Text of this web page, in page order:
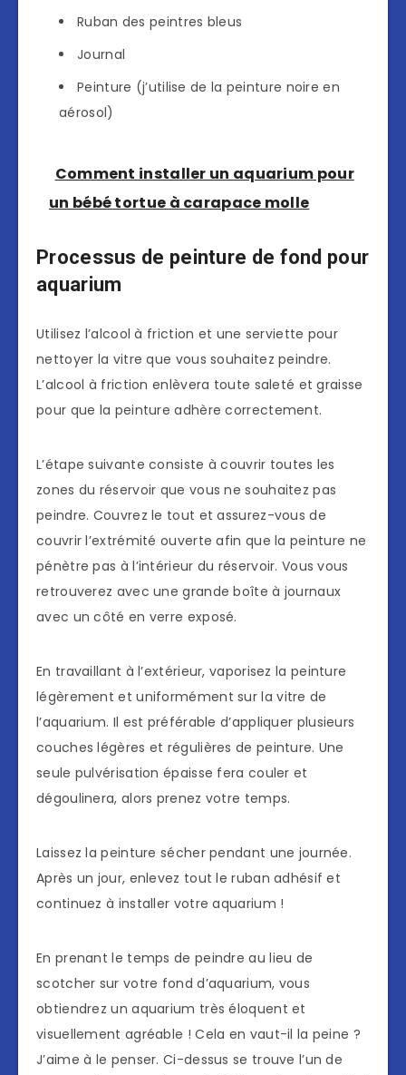
Ruban des peintres bleus
Journal
Peinture (j’utilise de la peinture noire en
aérosol)
Comment installer un aquarium pour
un bébé tortue à carapace molle
Processus de peinture de fond pour
aquarium
Utilisez l’alcool à friction et une serviette pour
nettoyer la vitre que vous souhaitez peindre.
L’alcool à friction enlèvera toute saleté et graisse
pour que la peinture adhère correctement.
L’étape suivante consiste à couvrir toutes les
zones du réservoir que vous ne souhaitez pas
peindre. Couvrez le tout et assurez-vous de
couvrir l’extrémité ouverte afin que la peinture ne
pénètre pas à l’intérieur du réservoir. Vous vous
retrouverez avec une grande boîte à journaux
avec un côté en verre exposé.
En travaillant à l’extérieur, vaporisez la peinture
légèrement et uniformément sur la vitre de
l’aquarium. Il est préférable d’appliquer plusieurs
couches légères et régulières de peinture. Une
seule pulvérisation épaisse fera couler et
dégoulinera, alors prenez votre temps.
Laissez la peinture sécher pendant une journée.
Après un jour, enlevez tout le ruban adhésif et
continuez à installer votre aquarium !
En prenant le temps de peindre au lieu de
scotcher sur votre fond d’aquarium, vous
obtiendrez un aquarium très éloquent et
visuellement agréable ! Cela en vaut-il la peine ?
J’aime à le penser. Ci-dessus se trouve l’un de